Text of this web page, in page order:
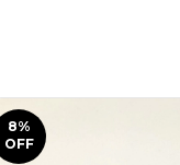
8%
OFF